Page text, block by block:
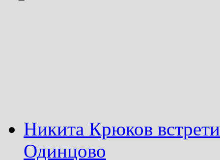
Никита Крюков
Одинцово